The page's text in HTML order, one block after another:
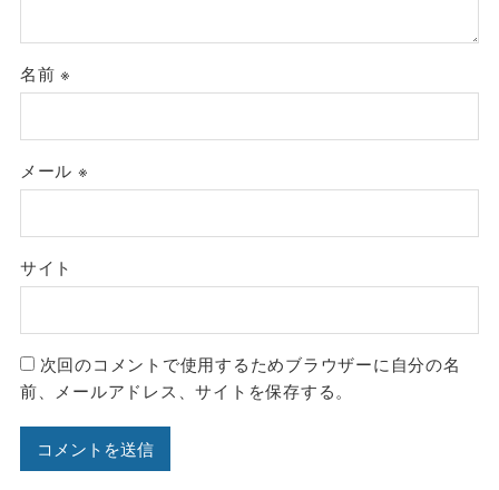
名前※
メール ※
サイト
次回のコメントで使用するためブラウザーに自分の名
前、メールアドレス、サイトを保存する。